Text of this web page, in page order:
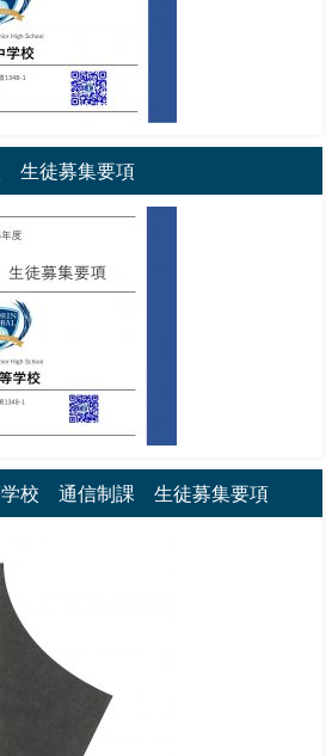
生徒募集要項
校 通信制課 生徒募集要項